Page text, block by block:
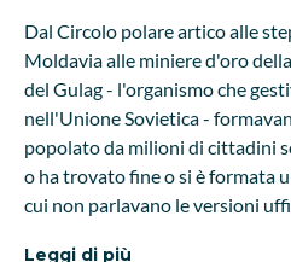
Dal Circolo polare artico alle
Moldavia alle miniere d'oro
del Gulag - l'organismo che
nell'Unione Sovietica -
popolato da milioni di cittadini
o ha trovato fine o si è formata
cui non parlavano le versioni
Leggi di più